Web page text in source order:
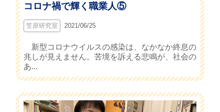
コロナ禍で輝く職業人⑤
笠原研究室 2021/06/25
新型コロナウイルスの感染は、なかなか終息の
兆しが見えません。苦境を訴える悲鳴が、社会の
あ...